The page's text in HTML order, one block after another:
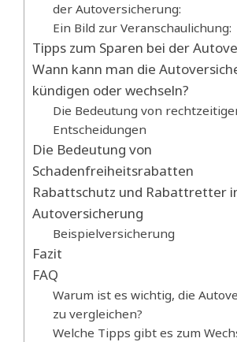
der Autoversicherung:
Ein Bild zur Veranschaulichung:
Tipps zum Sparen bei der
Wann kann man die
kündigen oder wechseln?
Die Bedeutung von
Entscheidungen
Die Bedeutung von
Schadenfreiheitsrabatten
Rabattschutz und Rabattretter
Autoversicherung
Beispielversicherung
Fazit
FAQ
Warum ist es wichtig, die
zu vergleichen?
Welche Tipps gibt es zum